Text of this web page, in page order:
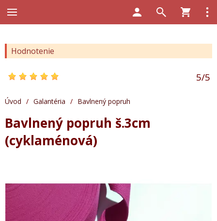
Hodnotenie
5/5
Úvod / Galantéria / Bavlnený popruh
Bavlnený popruh š.3cm
(cyklaménová)